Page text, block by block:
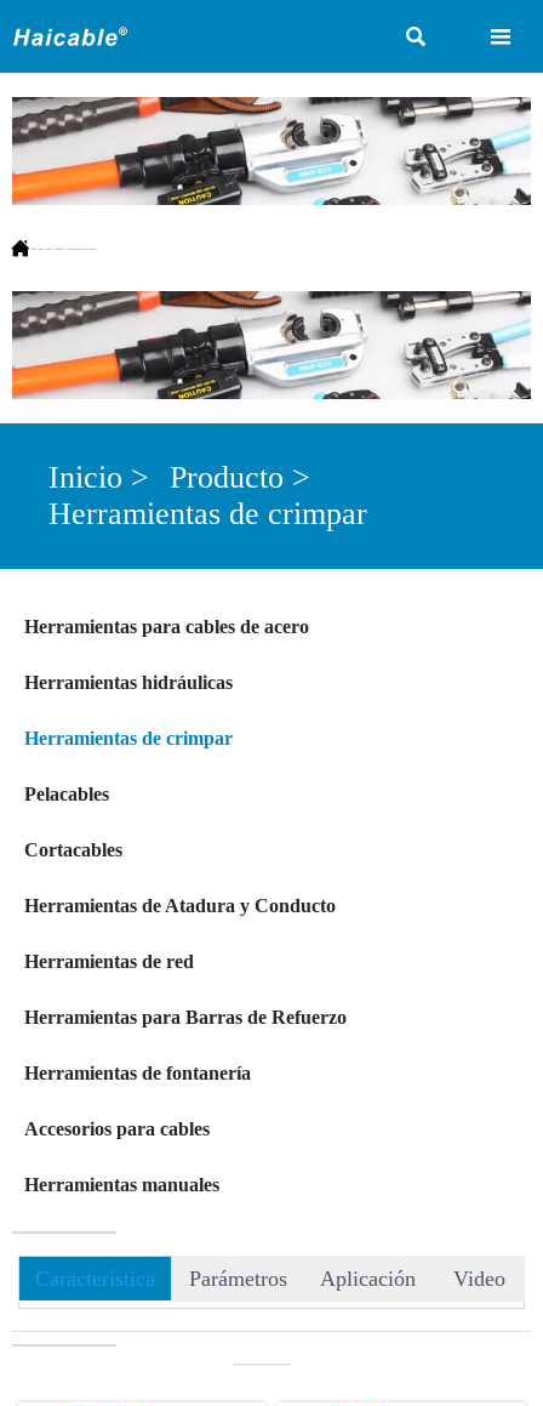
 
 Estás aquí: Producto
Inicio > Producto >
Herramientas de crimpar
Herramientas para cables de acero
Herramientas hidráulicas
Herramientas de crimpar
Pelacables
Cortacables
Herramientas de Atadura y Conducto
Herramientas de red
Herramientas para Barras de Refuerzo
Herramientas de fontanería
Accesorios para cables
Herramientas manuales
Característica Parámetros Aplicación Video
———